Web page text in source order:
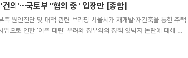
'건의'⋯국토부 "협의 중" 입장만 [종합]
족 원인진단 및 대책 관련 브리핑 서울시가 재개발·재건축을 통한 주택
으로 인한 '이주 대란' 우려와 정부와의 정책 엇박자 논란에 대해 정